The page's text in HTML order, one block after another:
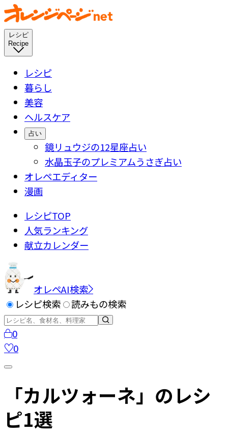
レシピ
Recipe
レシピ
暮らし
美容
ヘルスケア
占い
鏡リュウジの12星座占い
水晶玉子のプレミアムうさぎ占い
オレペエディター
漫画
レシピTOP
人気ランキング
献立カレンダー
オレペAI検索
レシピ検索
読みもの検索
0
0
「カルツォーネ」のレシ
ピ1選